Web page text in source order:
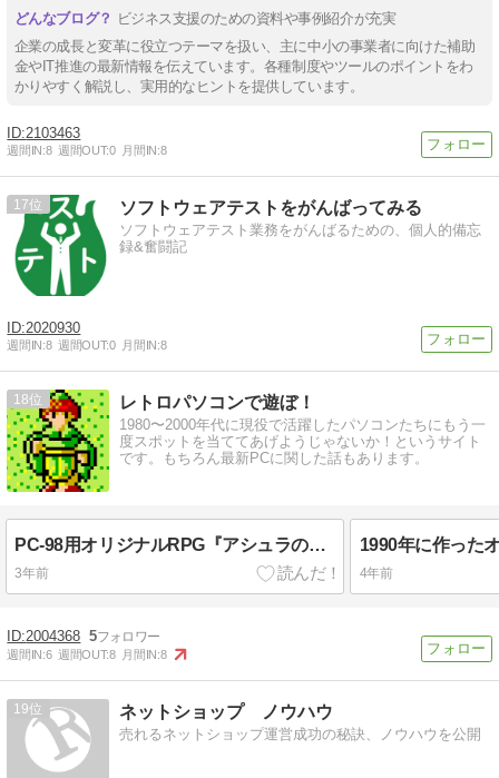
ビジネス支援のための資料や事例紹介が充実
企業の成長と変革に役立つテーマを扱い、主に中小の事業者に向けた補助
金やIT推進の最新情報を伝えています。各種制度やツールのポイントをわ
かりやすく解説し、実用的なヒントを提供しています。
2103463
週間IN:8 週間OUT:0 月間IN:8
17 ソフトウェアテストをがんばってみる
ソフトウェアテスト業務をがんばるための、個人的備忘
録&奮闘記
2020930
週間IN:8 週間OUT:0 月間IN:8
18 レトロパソコンで遊ぼ！
1980〜2000年代に現役で活躍したパソコンたちにもう一
度スポットを当ててあげようじゃないか！というサイト
です。もちろん最新PCに関した話もあります。
PC-98用オリジナルRPG『アシュラの塔』！PC-88版をフルリメイク移植しました！★PC-9800/9821シリーズ用自作ゲーム
3年前 4年前
2004368 5
週間IN:6 週間OUT:8 月間IN:8
19 ネットショップ ノウハウ
売れるネットショップ運営成功の秘訣、ノウハウを公開